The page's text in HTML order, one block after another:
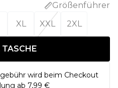
Größenführer
XL XXL 2XL
TASCHE
wird beim Checkout
ab 7,99 €